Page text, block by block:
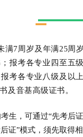
满7周岁及年满25周
报考各专业四至五
考各专业八级及以
及音基高级证书。
生，可通过“先考后
证”模式，须先取得